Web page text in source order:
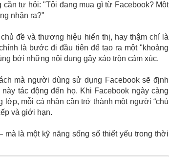
tự hỏi: "Tôi đang mua gì từ Facebook? Một
nhận ra?"
đề và thương hiệu hiển thị, hay thậm chí là
là bước đi đầu tiên để tạo ra một "khoảng
bởi những nội dung gây xáo trộn cảm xúc.
mà người dùng sử dụng Facebook sẽ định
tác động đến họ. Khi Facebook ngày càng
lớp, mỗi cá nhân cần trở thành một người “chủ
và giới hạn.
là một kỹ năng sống số thiết yếu trong thời